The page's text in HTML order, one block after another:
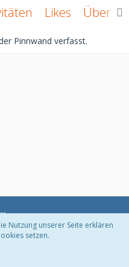
Likes Über
Pinnwand verfasst.
Nutzung unserer Seite erklären
setzen.